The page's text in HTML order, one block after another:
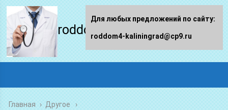
roddom4-kaliningrad.ru
Главная › Другое
Для любых предложений по сайту:
roddom4-kaliningrad@cp9.ru